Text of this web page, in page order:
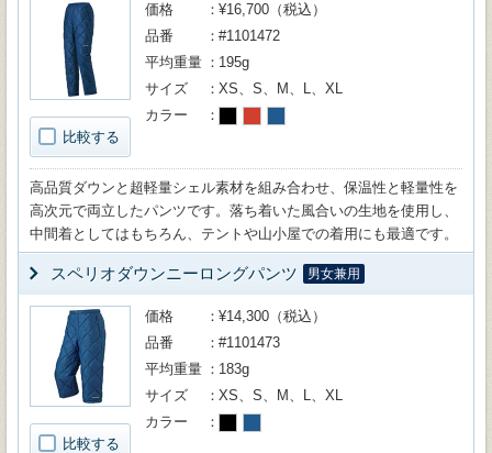
比較する
価格
¥16,700（税込）
品番
#1101472
平均重量
195g
サイズ
XS、S、M、L、XL
カラー
高品質ダウンと超軽量シェル素材を組み合わせ、保温性と軽量性を
高次元で両立したパンツです。落ち着いた風合いの生地を使用し、
中間着としてはもちろん、テントや山小屋での着用にも最適です。
スペリオダウンニーロングパンツ 男女兼用
比較する
価格
¥14,300（税込）
品番
#1101473
平均重量
183g
サイズ
XS、S、M、L、XL
カラー